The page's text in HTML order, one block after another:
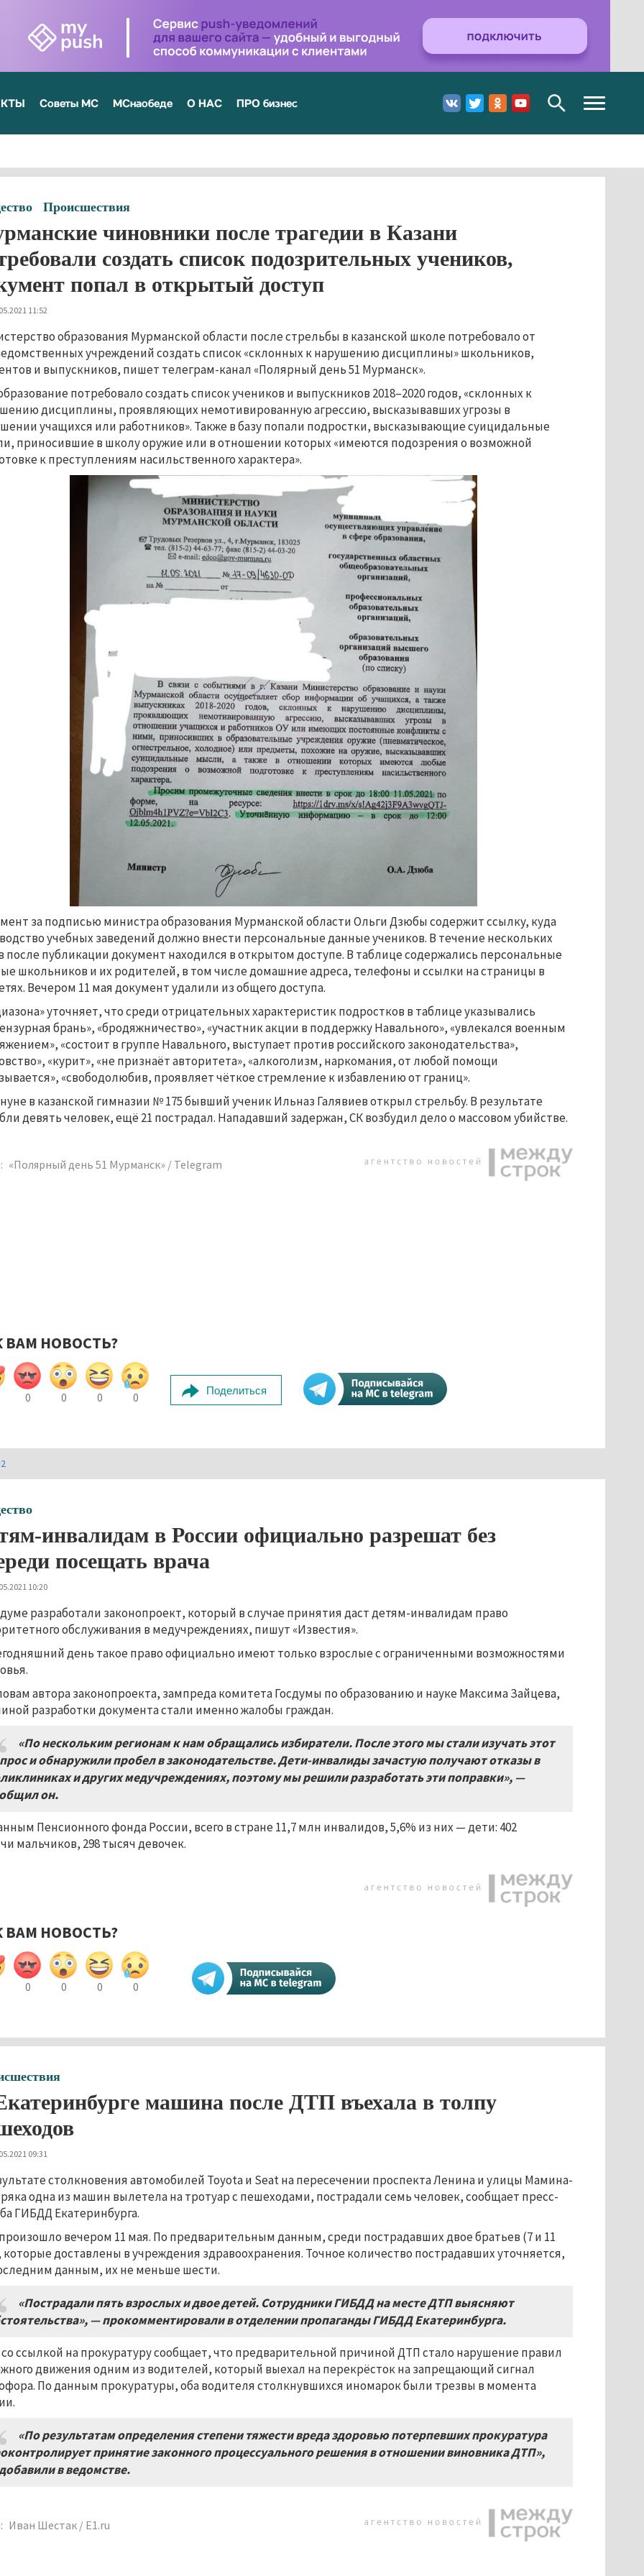
Советы МС МСнаобеде О НАС ПРО бизнес
Toggle
navigation
Происшествия
чиновники после трагедии в Казани
создать список подозрительных учеников,
попал в открытый доступ
11:52
образования Мурманской области после стрельбы в казанской школе потребовало от
учреждений создать список «склонных к нарушению дисциплины» школьников,
и выпускников, пишет телеграм-канал «Полярный день 51 Мурманск».
потребовало создать список учеников и выпускников 2018–2020 годов, «склонных к
дисциплины, проявляющих немотивированную агрессию, высказывавших угрозы в
учащихся или работников». Также в базу попали подростки, высказывающие суицидальные
приносившие в школу оружие или в отношении которых «имеются подозрения о возможной
к преступлениям насильственного характера».
за подписью министра образования Мурманской области Ольги Дзюбы содержит ссылку, куда
учебных заведений должно внести персональные данные учеников. В течение нескольких
после публикации документ находился в открытом доступе. В таблице содержались персональные
школьников и их родителей, в том числе домашние адреса, телефоны и ссылки на страницы в
Вечером 11 мая документ удалили из общего доступа.
уточняет, что среди отрицательных характеристик подростков в таблице указывались
брань», «бродяжничество», «участник акции в поддержку Навального», «увлекался военным
«состоит в группе Навального, выступает против российского законодательства»,
«курит», «не признаёт авторитета», «алкоголизм, наркомания, от любой помощи
«свободолюбив, проявляет чёткое стремление к избавлению от границ».
в казанской гимназии № 175 бывший ученик Ильназ Галявиев открыл стрельбу. В результате
девять человек, ещё 21 пострадал. Нападавший задержан, СК возбудил дело о массовом убийстве.
«Полярный день 51 Мурманск» / Telegram
ВАМ НОВОСТЬ?
0 0 0 0
Поделиться
инвалидам в России официально разрешат без
посещать врача
10:20
разработали законопроект, который в случае принятия даст детям-инвалидам право
обслуживания в медучреждениях, пишут «Известия».
день такое право официально имеют только взрослые с ограниченными возможностями
автора законопроекта, зампреда комитета Госдумы по образованию и науке Максима Зайцева,
разработки документа стали именно жалобы граждан.
«По нескольким регионам к нам обращались избиратели. После этого мы стали изучать этот
и обнаружили пробел в законодательстве. Дети-инвалиды зачастую получают отказы в
и других медучреждениях, поэтому мы решили разработать эти поправки», —
он.
Пенсионного фонда России, всего в стране 11,7 млн инвалидов, 5,6% из них — дети: 402
мальчиков, 298 тысяч девочек.
ВАМ НОВОСТЬ?
0 0 0 0
машина после ДТП въехала в толпу
09:31
столкновения автомобилей Toyota и Seat на пересечении проспекта Ленина и улицы Мамина-
одна из машин вылетела на тротуар с пешеходами, пострадали семь человек, сообщает пресс-
ГИБДД Екатеринбурга.
вечером 11 мая. По предварительным данным, среди пострадавших двое братьев (7 и 11
которые доставлены в учреждения здравоохранения. Точное количество пострадавших уточняется,
данным, их не меньше шести.
«Пострадали пять взрослых и двое детей. Сотрудники ГИБДД на месте ДТП выясняют
— прокомментировали в отделении пропаганды ГИБДД Екатеринбурга.
со ссылкой на прокуратуру сообщает, что предварительной причиной ДТП стало нарушение правил
движения одним из водителей, который выехал на перекрёсток на запрещающий сигнал
По данным прокуратуры, оба водителя столкнувшихся иномарок были трезвы в момента
«По результатам определения степени тяжести вреда здоровью потерпевших прокуратура
принятие законного процессуального решения в отношении виновника ДТП»,
в ведомстве.
Иван Шестак / E1.ru